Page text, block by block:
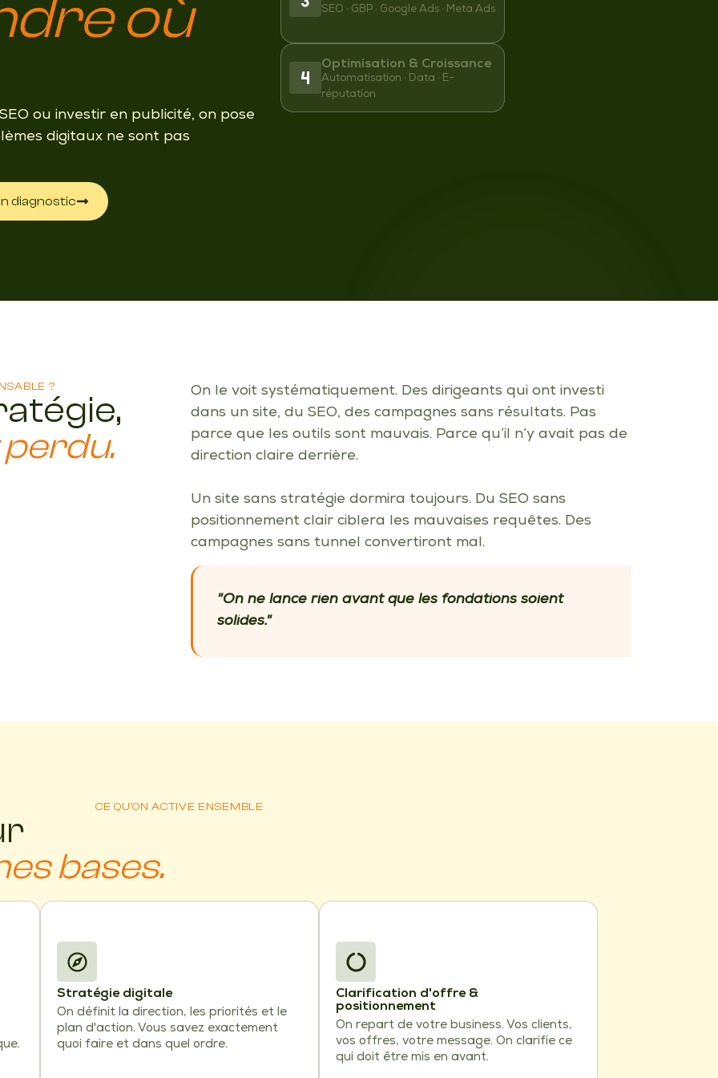
où
ou investir en publicité, on pose
digitaux ne sont pas
diagnostic
SEO · GBP · Google Ads · Meta Ads
Optimisation & Croissance
Automatisation · Data · E-
réputation
?
On le voit systématiquement. Des dirigeants qui ont investi
dans un site, du SEO, des campagnes sans résultats. Pas
parce que les outils sont mauvais. Parce qu’il n’y avait pas de
direction claire derrière.
Un site sans stratégie dormira toujours. Du SEO sans
positionnement clair ciblera les mauvaises requêtes. Des
campagnes sans tunnel convertiront mal.
"On ne lance rien avant que les fondations soient
solides."
CE QU'ON ACTIVE ENSEMBLE
bases.
Stratégie digitale
On définit la direction, les priorités et le
plan d'action. Vous savez exactement
quoi faire et dans quel ordre.
Clarification d'offre &
positionnement
On repart de votre business. Vos clients,
vos offres, votre message. On clarifie ce
qui doit être mis en avant.